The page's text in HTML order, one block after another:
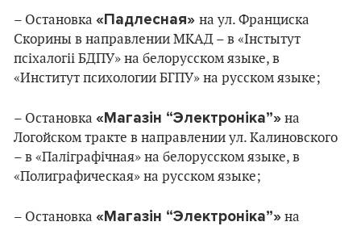
– Остановка «Падлесная» на ул. Франциска
Скорины в направлении МКАД – в «Інстытут
псіхалогіі БДПУ» на белорусском языке, в
«Институт психологии БГПУ» на русском языке;
– Остановка «Магазін “Электроніка”» на
Логойском тракте в направлении ул. Калиновского
– в «Паліграфічная» на белорусском языке, в
«Полиграфическая» на русском языке;
– Остановка «Магазін “Электроніка”» на